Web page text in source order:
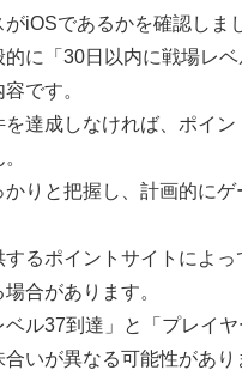
iOSであるかを確認しま
に「30日以内に戦場レ
です。
を達成しなければ、ポイン
りと把握し、計画的にゲ
するポイントサイトによっ
合があります。
ル37到達」と「プレイ
いが異なる可能性があり